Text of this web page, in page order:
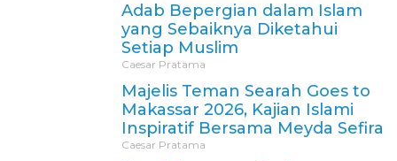
Adab Bepergian dalam Islam
yang Sebaiknya Diketahui
Setiap Muslim
Caesar Pratama
Majelis Teman Searah Goes to
Makassar 2026, Kajian Islami
Inspiratif Bersama Meyda Sefira
Caesar Pratama